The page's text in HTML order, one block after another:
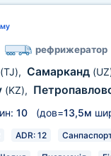
рефрижератор
(TJ), Самарканд
(KZ),
10 (дов=13,5м
ADR: 12